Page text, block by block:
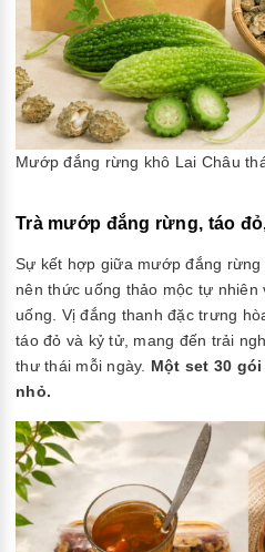
Mướp đắng rừng khô Lai Châu
Trà mướp đắng rừng, táo
Sự kết hợp giữa mướp đắng
nên thức uống thảo mộc tự
uống. Vị đắng thanh đặc trưng
táo đỏ và kỷ tử, mang đến trải
thư thái mỗi ngày. Một set 30
nhỏ.